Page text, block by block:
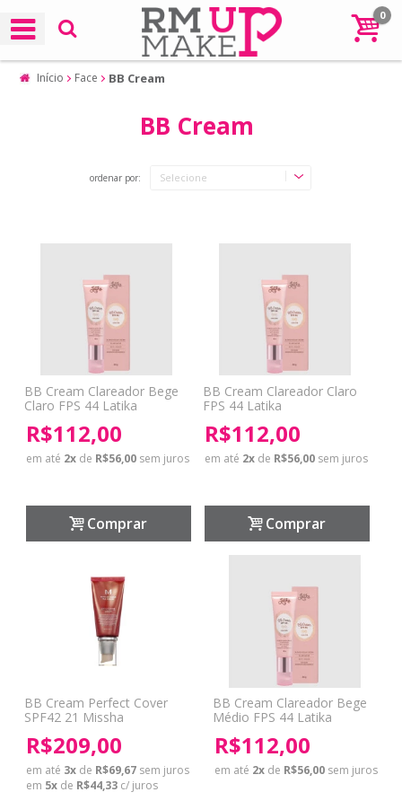
0
Início Face BB Cream
BB Cream
ordenar por:
BB Cream Clareador Bege
Claro FPS 44 Latika
R$112,00
em até 2x de R$56,00 sem juros
Comprar
BB Cream Clareador Claro
FPS 44 Latika
R$112,00
em até 2x de R$56,00 sem juros
Comprar
BB Cream Perfect Cover
SPF42 21 Missha
R$209,00
em até 3x de R$69,67 sem juros
em 5x de R$44,33 c/ juros
BB Cream Clareador Bege
Médio FPS 44 Latika
R$112,00
em até 2x de R$56,00 sem juros